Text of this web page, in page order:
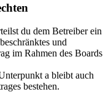
du dem Betreiber ein
und
im Rahmen des Boards
a bleibt auch
bestehen.